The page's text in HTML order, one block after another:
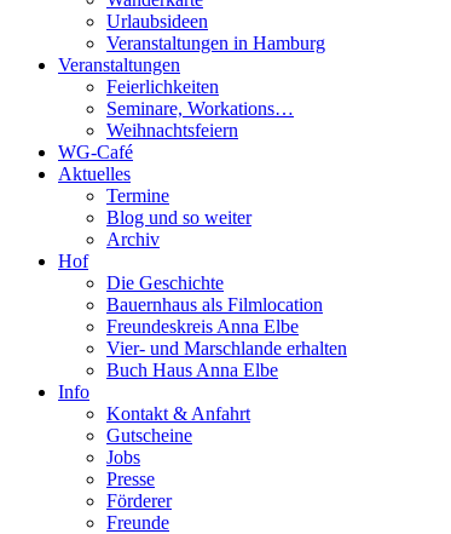
Urlaubsideen
Veranstaltungen in Hamburg
Veranstaltungen
Feierlichkeiten
Seminare, Workations…
Weihnachtsfeiern
WG-Café
Aktuelles
Termine
Blog und so weiter
Archiv
Hof
Die Geschichte
Bauernhaus als Filmlocation
Freundeskreis Anna Elbe
Vier- und Marschlande erhalten
Buch Haus Anna Elbe
Info
Kontakt & Anfahrt
Gutscheine
Jobs
Presse
Förderer
Freunde